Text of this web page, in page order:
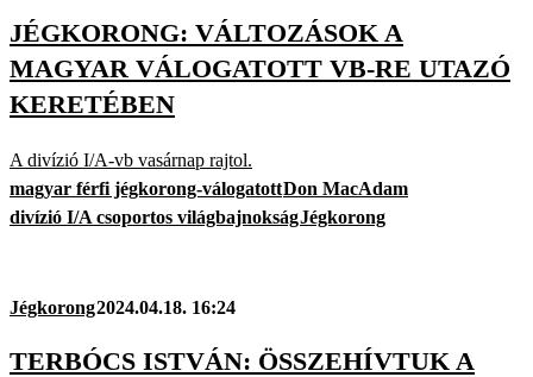
JÉGKORONG: VÁLTOZÁSOK A
MAGYAR VÁLOGATOTT VB-RE UTAZÓ
KERETÉBEN
A divízió I/A-vb vasárnap rajtol.
magyar férfi jégkorong-válogatottDon MacAdam
divízió I/A csoportos világbajnokságJégkorong
Jégkorong2024.04.18. 16:24
TERBÓCS ISTVÁN: ÖSSZEHÍVTUK A